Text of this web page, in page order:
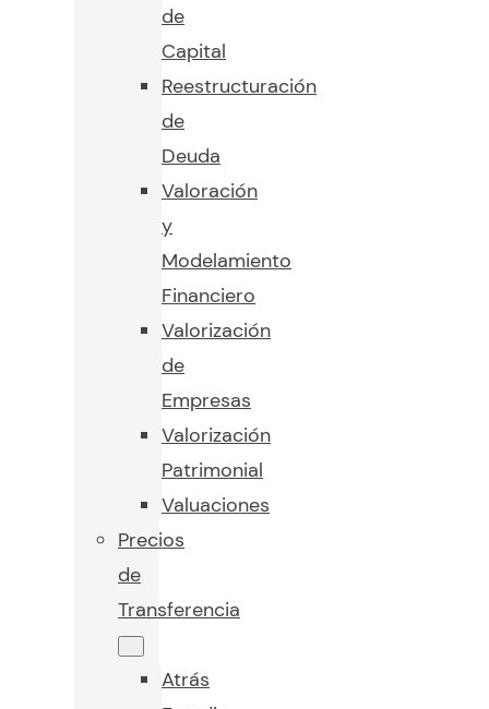
de
Capital
Reestructuración
de
Deuda
Valoración
y
Modelamiento
Financiero
Valorización
de
Empresas
Valorización
Patrimonial
Valuaciones
Precios
de
Transferencia
Atrás